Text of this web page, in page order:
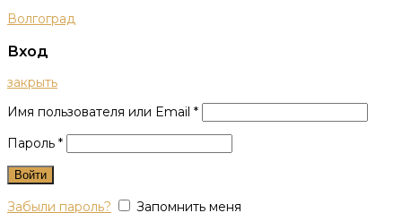
Волгоград
Вход
закрыть
Имя пользователя или Email *
Пароль *
Войти
Забыли пароль? Запомнить меня